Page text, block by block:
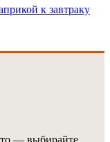
к завтраку